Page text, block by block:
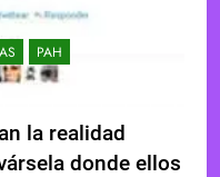
PAH
la realidad
donde ellos